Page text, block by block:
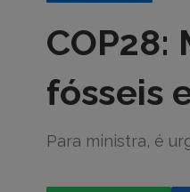
fósseis
Para ministra, é